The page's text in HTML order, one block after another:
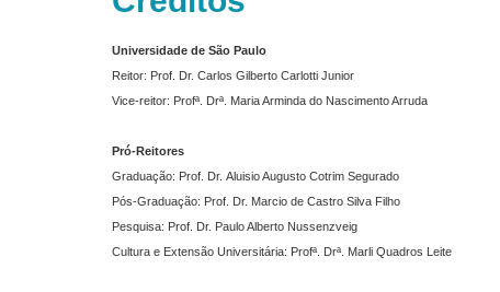
Universidade de São Paulo
Reitor: Prof. Dr. Carlos Gilberto Carlotti Junior
Vice-reitor: Profª. Drª. Maria Arminda do Nascimento Arruda
Pró-Reitores
Graduação: Prof. Dr. Aluisio Augusto Cotrim Segurado
Pós-Graduação: Prof. Dr. Marcio de Castro Silva Filho
Pesquisa: Prof. Dr. Paulo Alberto Nussenzveig
Cultura e Extensão Universitária: Profª. Drª. Marli Quadros Leite